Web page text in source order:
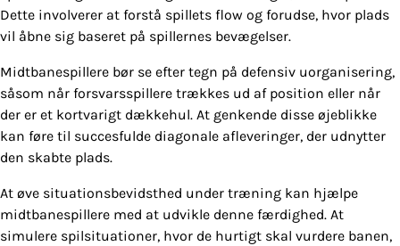
Dette involverer at forstå spillets flow og forudse, hvor plads
vil åbne sig baseret på spillernes bevægelser.
Midtbanespillere bør se efter tegn på defensiv uorganisering,
såsom når forsvarsspillere trækkes ud af position eller når
der er et kortvarigt dækkehul. At genkende disse øjeblikke
kan føre til succesfulde diagonale afleveringer, der udnytter
den skabte plads.
At øve situationsbevidsthed under træning kan hjælpe
midtbanespillere med at udvikle denne færdighed. At
simulere spilsituationer, hvor de hurtigt skal vurdere banen,